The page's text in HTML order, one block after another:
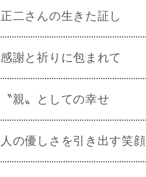
正二さんの生きた証し
感謝と祈りに包まれて
〝親〟としての幸せ
人の優しさを引き出す笑顔